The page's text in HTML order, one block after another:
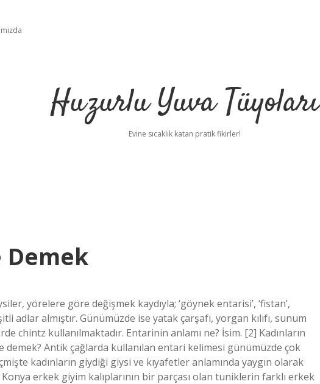
Huzurlu Yuva Tüyoları
Evine sıcaklık katan pratik fikirler!
Demek
yörelere göre değişmek kaydıyla; ‘göynek entarisi’, ‘fistan’,
adlar almıştır. Günümüzde ise yatak çarşafı, yorgan kılıfı, sunum
chintz kullanılmaktadır. Entarinin anlamı ne? İsim. [2] Kadınların
Antik çağlarda kullanılan entari kelimesi günümüzde çok
kadınların giydiği giysi ve kıyafetler anlamında yaygın olarak
erkek giyim kalıplarının bir parçası olan tuniklerin farklı erkek